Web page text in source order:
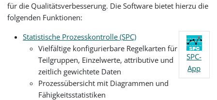
für die Qualitätsverbesserung. Die Software bietet hierzu die
folgenden Funktionen:
SPC-
App
Statistische Prozesskontrolle (SPC)
Vielfältige konfigurierbare Regelkarten für
Teilgruppen, Einzelwerte, attributive und
zeitlich gewichtete Daten
Prozessübersicht mit Diagrammen und
Fähigkeitsstatistiken